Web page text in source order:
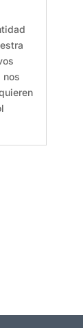
nos